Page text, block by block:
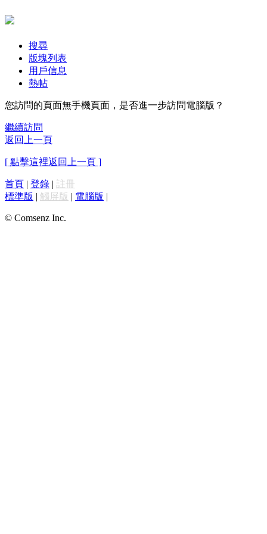
搜尋
版塊列表
用戶信息
熱帖
您訪問的頁面無手機頁面，是否進一步訪問電腦版？
繼續訪問
返回上一頁
[ 點擊這裡返回上一頁 ]
首頁 | 登錄 | 註冊
標準版 | 觸屏版 | 電腦版 |
© Comsenz Inc.